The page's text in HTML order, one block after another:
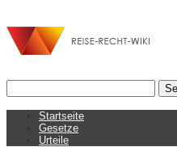
Startseite
Gesetze
Urteile